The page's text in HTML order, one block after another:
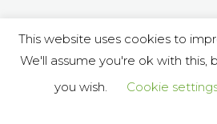
Copyright© 2019 Lavipharm. All Rights
by LAZARIDIS
This website uses cookies to
We'll assume you're ok with this,
you wish.
Cookie